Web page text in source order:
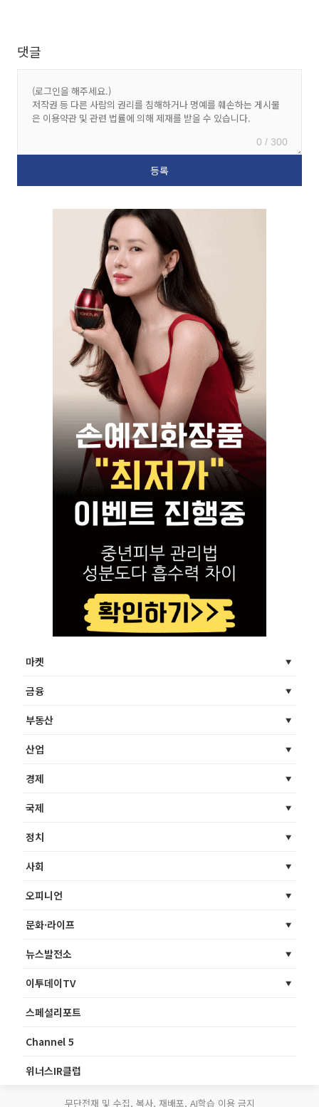
댓글
0 / 300
마켓
금융
부동산
산업
경제
국제
정치
사회
오피니언
문화·라이프
뉴스발전소
이투데이TV
스페셜리포트
Channel 5
위너스IR클럽
무단전재 및 수집, 복사, 재배포, AI학습 이용 금지